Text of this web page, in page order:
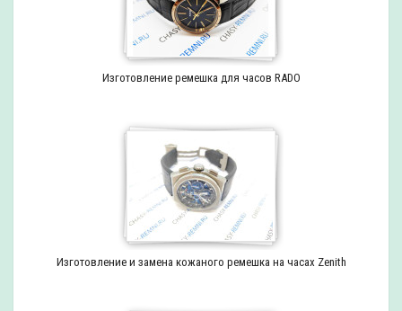
Изготовление ремешка для часов RADO
Изготовление и замена кожаного ремешка на часах Zenith